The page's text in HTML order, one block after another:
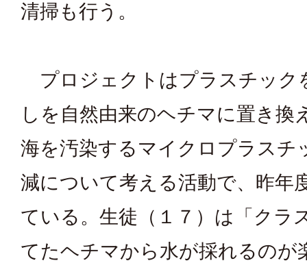
清掃も行う。
プロジェクトはプラスチック
しを自然由来のヘチマに置き換
海を汚染するマイクロプラスチ
減について考える活動で、昨年
ている。生徒（１７）は「クラ
てたヘチマから水が採れるのが